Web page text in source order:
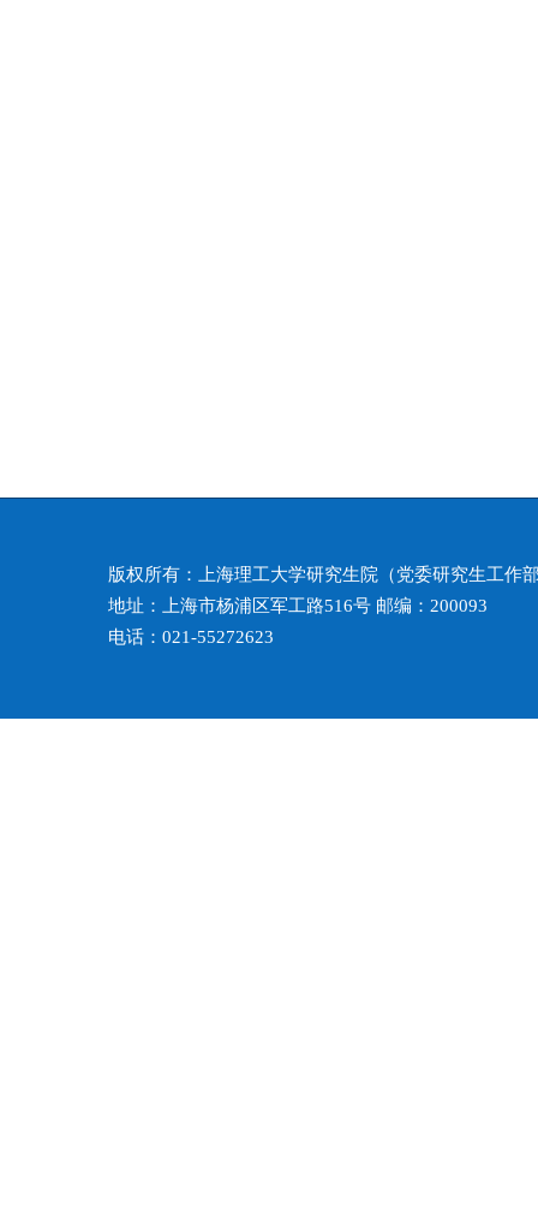
版权所有：上海理工大学研究生院（党委研究生工作
地址：上海市杨浦区军工路516号 邮编：200093
电话：021-55272623